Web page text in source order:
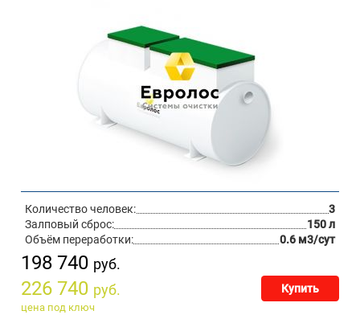
Количество человек:
3
Залповый сброс:
150 л
Объём переработки:
0.6 м3/сут
198 740 руб.
226 740 руб. Купить
цена под ключ